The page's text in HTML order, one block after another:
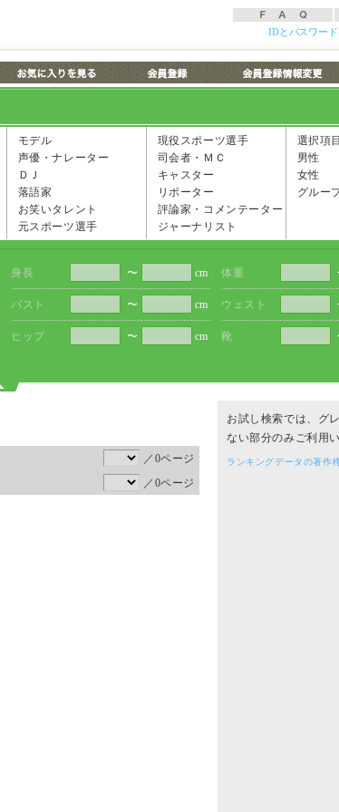
IDとパスワー
モデル
声優・ナレーター
ＤＪ
落語家
お笑いタレント
元スポーツ選手
現役スポーツ選手
司会者・ＭＣ
キャスター
リポーター
評論家・コメンテーター
ジャーナリスト
選択項
男性
女性
グルー
身長 〜 cm
バスト 〜 cm
ヒップ 〜 cm
体重
ウェスト
靴
／0ページ
／0ページ
お試し検索では、グ
ない部分のみご利用
ランキングデータの著作